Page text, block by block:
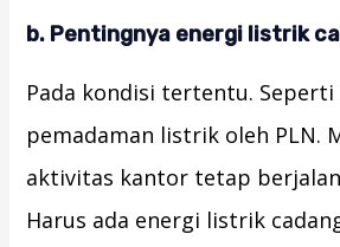
b. Pentingnya energi listrik
Pada kondisi tertentu.
pemadaman listrik oleh PLN.
aktivitas kantor tetap
Harus ada energi listrik